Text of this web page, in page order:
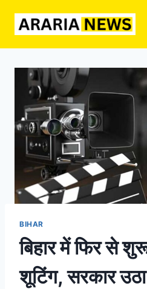
BIHAR
बिहार में फिर से
शूटिंग, सरकार